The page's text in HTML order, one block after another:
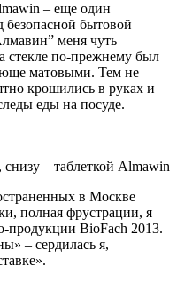
– еще один
безопасной бытовой
меня чуть
стекле по-прежнему был
матовыми. Тем не
крошились в руках и
еды на посуде.
– таблеткой Almawin
в Москве
полная фрустрации, я
продукции BioFach 2013.
– сердилась я,